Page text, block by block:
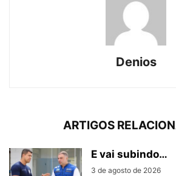
Denios
ARTIGOS
E vai subindo…
3 de agosto de 2026